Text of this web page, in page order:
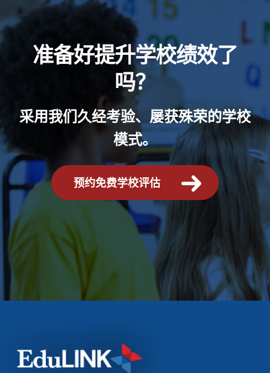
准备好提升学校绩效了
吗？
采用我们久经考验、屡获殊荣的学校
模式。
预约免费学校评估